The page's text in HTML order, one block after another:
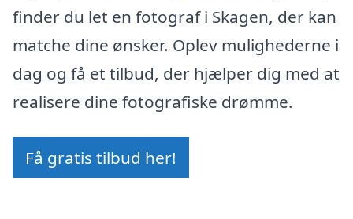
finder du let en fotograf i Skagen, der kan
matche dine ønsker. Oplev mulighederne i
dag og få et tilbud, der hjælper dig med at
realisere dine fotografiske drømme.
Få gratis tilbud her!